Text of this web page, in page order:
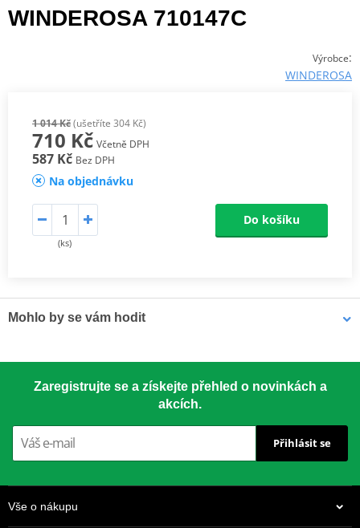
WINDEROSA 710147C
Výrobce:
WINDEROSA
1 014 Kč(ušetříte 304 Kč)
710 Kč Včetně DPH
587 Kč Bez DPH
Na objednávku
(ks)
Do košíku
Mohlo by se vám hodit
Zaregistrujte se a získejte přehled o novinkách a
akcích.
Přihlásit se
Vše o nákupu